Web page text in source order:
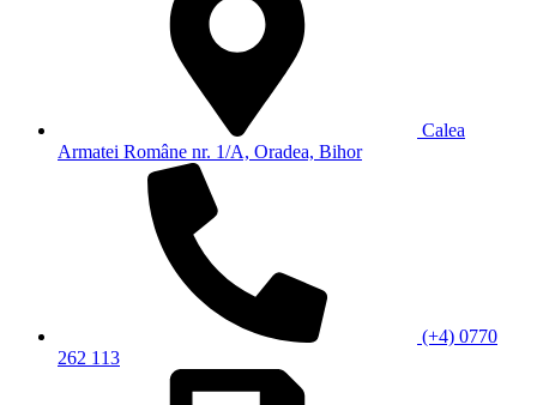
Calea
Armatei Române nr. 1/A, Oradea, Bihor
(+4) 0770
262 113